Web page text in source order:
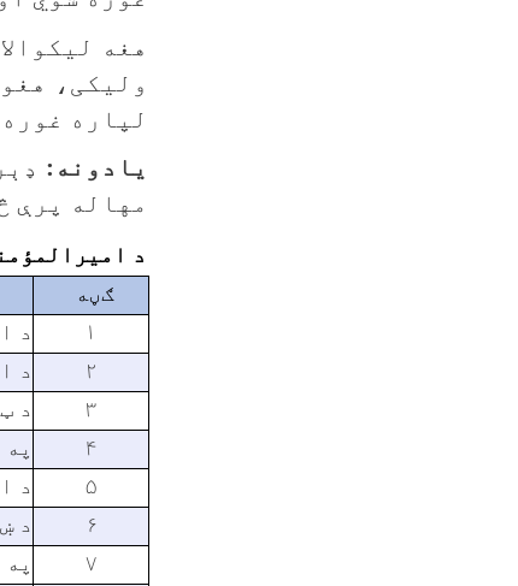
هغه
ولیکی،
لپاره
یادونه:
مهاله پرې
د
ګڼه
۱
د
۲
د
۳
د
۴
۵
د
۶
د
۷